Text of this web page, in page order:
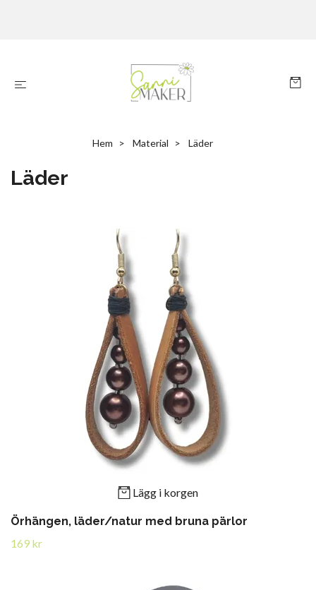
Hem Material Läder
Läder
Lägg i korgen
Örhängen, läder/natur med bruna pärlor
169 kr